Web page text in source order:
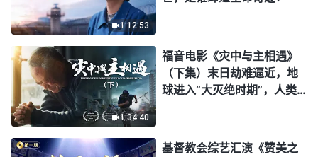
1:12:53
1:34:40
福音电影《灾中与主相遇》
（下集）末日劫难逼近，地
球进入“大灭绝时期”，人类
基督教会综艺汇演《赞美之